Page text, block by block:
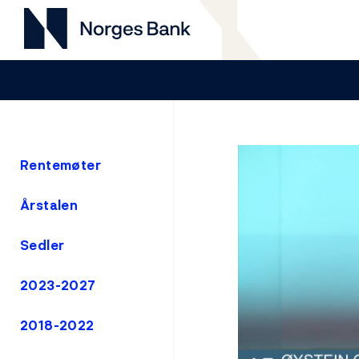
Rentemøter
Årstalen
Sedler
2023-2027
2018-2022